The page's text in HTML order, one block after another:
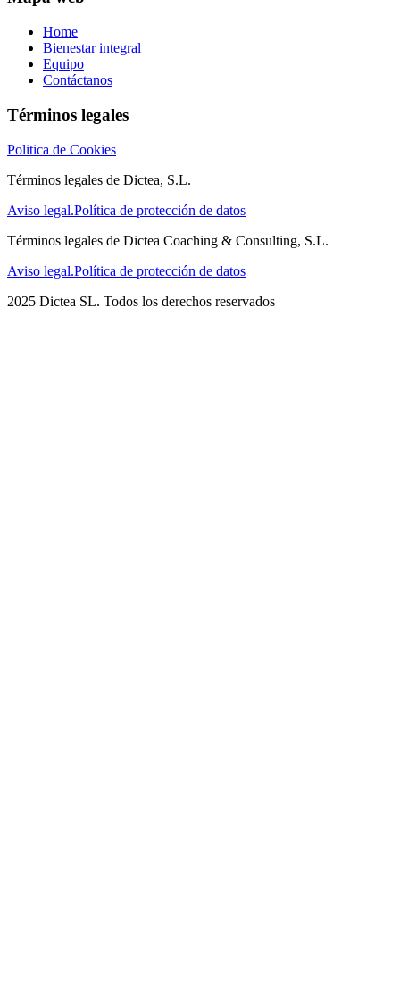
Home
Bienestar integral
Equipo
Contáctanos
Términos legales
Politica de Cookies
Términos legales de Dictea, S.L.
Aviso legal.Política de protección de datos
Términos legales de Dictea Coaching & Consulting, S.L.
Aviso legal.Política de protección de datos
2025 Dictea SL. Todos los derechos reservados